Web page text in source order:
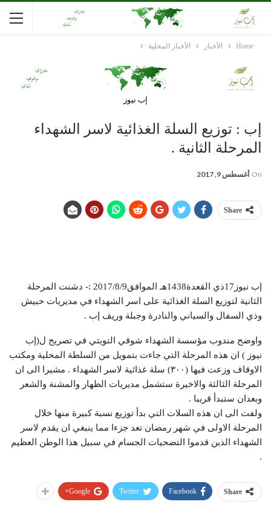
Home الأخبار الأخبار المحلية
إب نيوز
إب : توزيع السلة الغذائية لاسر الشهداء
المرحلة الثانية .
On أغسطس 9, 2017
Share
إب نيوز17ذي القعدة1438هـ الموافق2017/8/9 :- دشنت المرحلة
الثانية لتوزيع السلة الغذائية على اسر الشهداء في مديريات حبيش
وذي السفال والسياني والنادرة وجبلة وريف إب .
واوضح مندوب مؤسسة الشهداء شوقي التويتي في تصريح ل(إب
نيوز ) ان هذه المرحلة التي جاءت بتمويل من السلطة المحلية ومكتب
الاوقاف وزعت فيها (٣٠٠) سلة غذائية لاسر الشهداء . مشيرا الى ان
المرحلة الثالثة والاخيرة ستشمل مديريات الظهار والمشنة والشعر
وبعدان ستبدأ قريبا .
ولفت الى ان هذه السلات التي بدأ توزيع نسبة كبيرة منها خلال
المرحلة الاولى في شهر رمضان تعد جزءا مما ينبغي ان يقدم لاسر
الشهداء الذين قدموا التضحيات الجسام في سبيل هذا الوطن العظيم
.
Share
Facebook
Twitter
Google+